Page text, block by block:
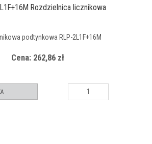
Rozdzielnica licznikowa
podtynkowa RLP-2L1F+16M
Cena: 262,86 zł